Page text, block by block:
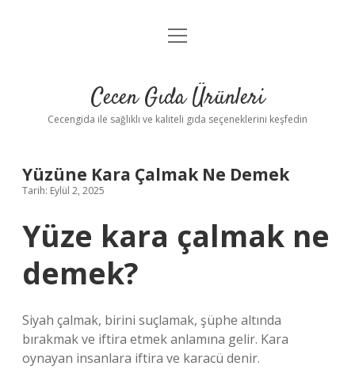
Anasayfa
Yasal Uyarı
menüyü
Cecen Gıda Ürünleri
Cecengida ile sağlıklı ve kaliteli gıda seçeneklerini keşfedin
Yüzüne Kara Çalmak Ne Demek
Tarih: Eylül 2, 2025
Yüze kara çalmak ne
demek?
Siyah çalmak, birini suçlamak, şüphe altında
bırakmak ve iftira etmek anlamına gelir. Kara
oynayan insanlara iftira ve karacü denir.